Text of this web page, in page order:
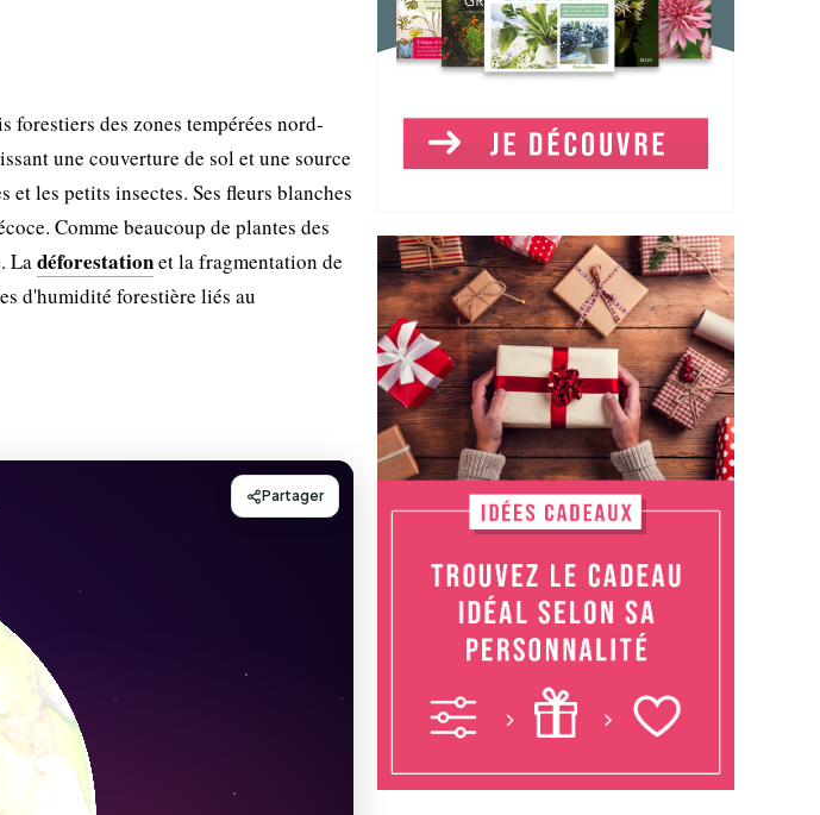
des zones tempérées nord-
une couverture de sol et une source
les petits insectes. Ses fleurs blanches
Comme beaucoup de plantes des
Ladéforestationet la fragmentation de
d'humidité forestière liés au